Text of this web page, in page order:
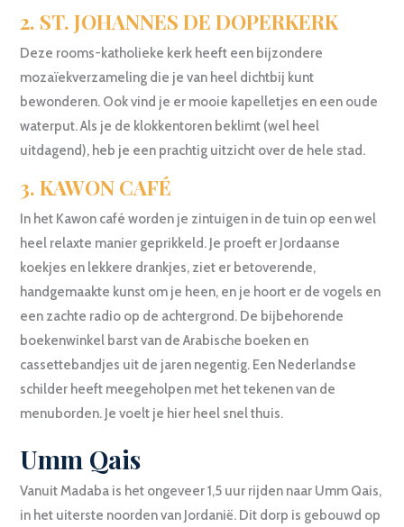
2. ST. JOHANNES DE DOPERKERK
Deze rooms-katholieke kerk heeft een bijzondere
mozaïekverzameling die je van heel dichtbij kunt
bewonderen. Ook vind je er mooie kapelletjes en een oude
waterput. Als je de klokkentoren beklimt (wel heel
uitdagend), heb je een prachtig uitzicht over de hele stad.
3. KAWON CAFÉ
In het Kawon café worden je zintuigen in de tuin op een wel
heel relaxte manier geprikkeld. Je proeft er Jordaanse
koekjes en lekkere drankjes, ziet er betoverende,
handgemaakte kunst om je heen, en je hoort er de vogels en
een zachte radio op de achtergrond. De bijbehorende
boekenwinkel barst van de Arabische boeken en
cassettebandjes uit de jaren negentig. Een Nederlandse
schilder heeft meegeholpen met het tekenen van de
menuborden. Je voelt je hier heel snel thuis.
Umm Qais
Vanuit Madaba is het ongeveer 1,5 uur rijden naar Umm Qais,
in het uiterste noorden van Jordanië. Dit dorp is gebouwd op